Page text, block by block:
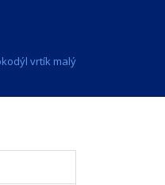
vrtík malý